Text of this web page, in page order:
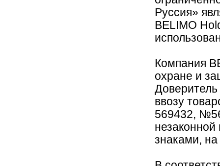
Руссия»
BELIMO
Компания
охране и
Доверитель
ввозу
569432,
знаками,